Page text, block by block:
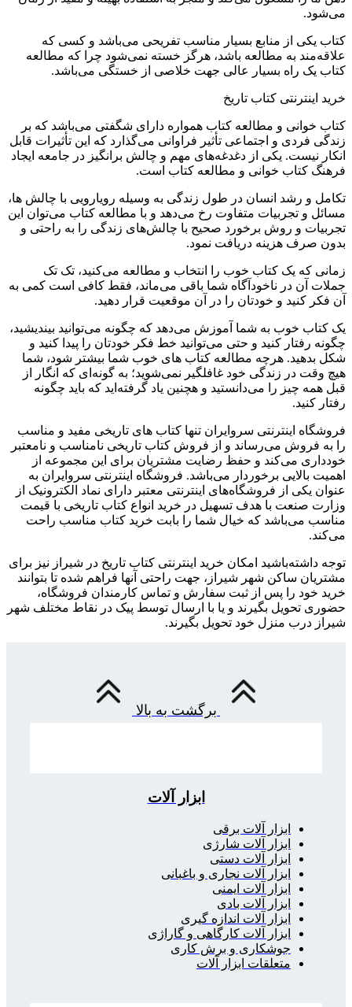
می‌شود.
کتاب یکی از منابع بسیار مناسب تفریحی می‌باشد و کسی که
علاقه‌مند به مطالعه باشد، هرگز خسته نمی‌شود چرا که مطالعه
کتاب یک راه بسیار عالی جهت خلاصی از خستگی می‌باشد.
خرید اینترنتی کتاب تاریخ
کتاب خوانی و مطالعه کتاب همواره دارای شگفتی می‌باشد که بر
زندگی فردی و اجتماعی تأثیر فراوانی می‌گذارد که این تأثیرات قابل
انکار نیست. یکی از دغدغه‌های مهم و چالش برانگیز در جامعه ایجاد
فرهنگ کتاب خوانی و مطالعه کتاب است.
تکامل و رشد انسان در طول زندگی به وسیله رویارویی با چالش ها،
مسائل و تجربیات متفاوت رخ می‌دهد و با مطالعه کتاب می‌توان این
تجربیات و روش برخورد صحیح با چالش‌های زندگی را به راحتی و
بدون صرف هزینه دریافت نمود.
زمانی که یک کتاب خوب را انتخاب و مطالعه می‌کنید، تک تک
جملات آن در ناخودآگاه شما باقی می‌ماند، فقط کافی است کمی به
آن فکر کنید و خودتان را در آن موقعیت قرار دهید.
یک کتاب خوب به شما آموزش می‌دهد که چگونه می‌توانید بیندیشید،
چگونه رفتار کنید و حتی می‌توانید خط فکر خودتان را پیدا کنید و
شکل بدهید. هرچه مطالعه کتاب های خوب شما بیشتر شود، شما
هیچ وقت در زندگی خود غافلگیر نمی‌شوید؛ به گونه‌ای که انگار از
قبل همه چیز را می‌دانستید و هچنین یاد گرفته‌اید که باید چگونه
رفتار کنید.
فروشگاه اینترنتی سروایران تنها کتاب های تاریخی مفید و مناسب
را به فروش می‌رساند و از فروش کتاب تاریخی نامناسب و نامعتبر
خودداری می‌کند و حفظ رضایت مشتریان برای این مجموعه از
اهمیت بالایی برخوردار می‌باشد. فروشگاه اینترنتی سروایران به
عنوان یکی از فروشگاه‌های اینترنتی معتبر دارای نماد الکترونیک از
وزارت صنعت با هدف تسهیل در خرید انواع کتاب تاریخی با قیمت
مناسب می‌باشد که خیال شما را بابت خرید کتاب مناسب راحت
می‌کند.
توجه داشته‌باشید امکان خرید اینترنتی کتاب تاریخ در شیراز نیز برای
مشتریان ساکن شهر شیراز، جهت راحتی آنها فراهم شده تا بتوانند
خرید خود را پس از ثبت سفارش و تماس کارمندان فروشگاه،
حضوری تحویل بگیرند و یا با ارسال توسط پیک در نقاط مختلف شهر
شیراز درب منزل خود تحویل بگیرند.
برگشت به بالا
ابزار آلات
ابزار آلات برقی
ابزار آلات شارژی
ابزار آلات دستی
ابزار آلات نجاری و باغبانی
ابزار آلات ایمنی
ابزار آلات بادی
ابزار آلات اندازه گیری
ابزار آلات کارگاهی و گاراژی
جوشکاری و برش کاری
متعلقات ابزار آلات